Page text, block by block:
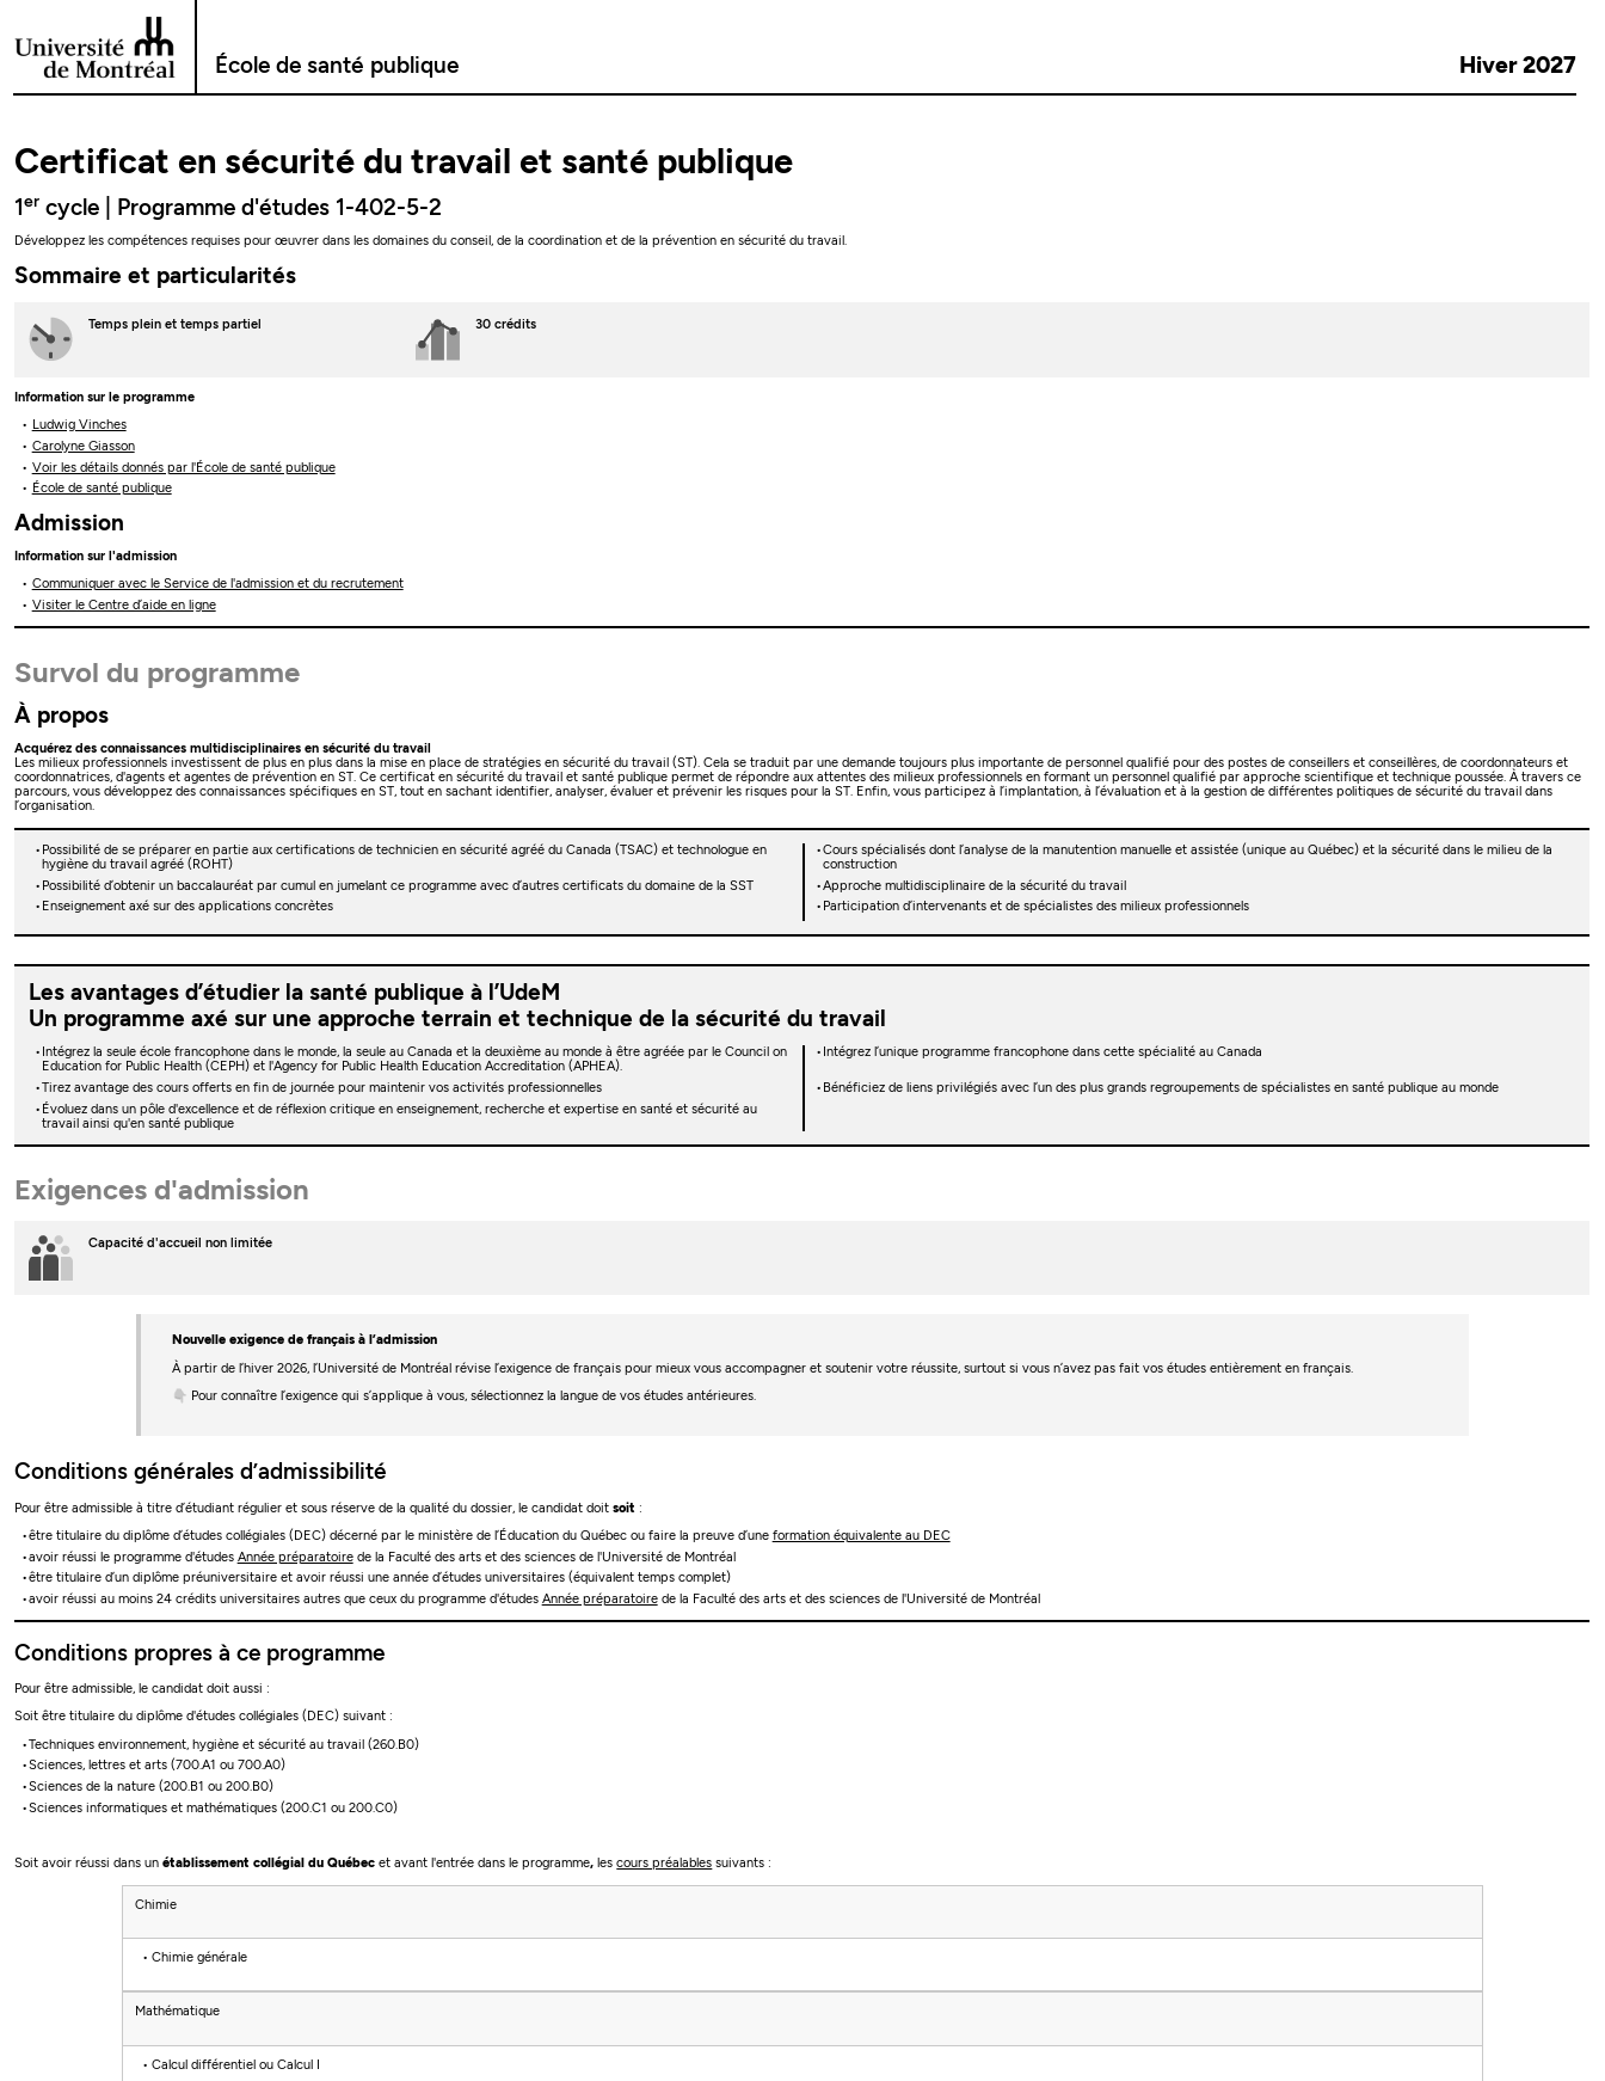
Passer au contenu
École de santé publique
Hiver 2027
Certificat en sécurité du travail et santé publique
1er cycle | Programme d'études 1-402-5-2
Développez les compétences requises pour œuvrer dans les domaines du conseil, de la coordination et de la prévention en sécurité du travail.
Sommaire et particularités
Temps plein et temps partiel 30 crédits
Information sur le programme
Ludwig Vinches
Carolyne Giasson
Voir les détails donnés par l'École de santé publique
École de santé publique
Admission
Information sur l'admission
Communiquer avec le Service de l'admission et du recrutement
Visiter le Centre d’aide en ligne
Survol du programme
À propos
Acquérez des connaissances multidisciplinaires en sécurité du travail
Les milieux professionnels investissent de plus en plus dans la mise en place de stratégies en sécurité du travail (ST). Cela se traduit par une demande toujours plus importante de personnel qualifié pour des postes de conseillers et conseillères, de coordonnateurs et
coordonnatrices, d'agents et agentes de prévention en ST. Ce certificat en sécurité du travail et santé publique permet de répondre aux attentes des milieux professionnels en formant un personnel qualifié par approche scientifique et technique poussée. À travers ce
parcours, vous développez des connaissances spécifiques en ST, tout en sachant identifier, analyser, évaluer et prévenir les risques pour la ST. Enfin, vous participez à l’implantation, à l’évaluation et à la gestion de différentes politiques de sécurité du travail dans
l’organisation.
Possibilité de se préparer en partie aux certifications de technicien en sécurité agréé du Canada (TSAC) et technologue en
hygiène du travail agréé (ROHT)
Cours spécialisés dont l’analyse de la manutention manuelle et assistée (unique au Québec) et la sécurité dans le milieu de la
construction
Possibilité d’obtenir un baccalauréat par cumul en jumelant ce programme avec d’autres certificats du domaine de la SST
Approche multidisciplinaire de la sécurité du travail
Enseignement axé sur des applications concrètes
Participation d’intervenants et de spécialistes des milieux professionnels
Les avantages d’étudier la santé publique à l’UdeM
Un programme axé sur une approche terrain et technique de la sécurité du travail
Intégrez la seule école francophone dans le monde, la seule au Canada et la deuxième au monde à être agréée par le Council on
Education for Public Health (CEPH) et l'Agency for Public Health Education Accreditation (APHEA).
Intégrez l’unique programme francophone dans cette spécialité au Canada
Tirez avantage des cours offerts en fin de journée pour maintenir vos activités professionnelles
Bénéficiez de liens privilégiés avec l’un des plus grands regroupements de spécialistes en santé publique au monde
Évoluez dans un pôle d'excellence et de réflexion critique en enseignement, recherche et expertise en santé et sécurité au
travail ainsi qu'en santé publique
Exigences d'admission
Capacité d'accueil non limitée
Nouvelle exigence de français à l’admission
À partir de l’hiver 2026, l’Université de Montréal révise l’exigence de français pour mieux vous accompagner et soutenir votre réussite, surtout si vous n’avez pas fait vos études entièrement en français.
👇 Pour connaître l’exigence qui s’applique à vous, sélectionnez la langue de vos études antérieures.
Conditions générales d’admissibilité
Pour être admissible à titre d’étudiant régulier et sous réserve de la qualité du dossier, le candidat doitsoit :
être titulaire du diplôme d’études collégiales (DEC) décerné par le ministère de l’Éducation du Québec ou faire la preuve d’une formation équivalente au DEC
avoir réussi le programme d'études Année préparatoirede la Faculté des arts et des sciences de l'Université de Montréal
être titulaire d’un diplôme préuniversitaire et avoir réussi une année d’études universitaires (équivalent temps complet)
avoir réussi au moins 24 crédits universitaires autres que ceux du programme d'études Année préparatoirede la Faculté des arts et des sciences de l'Université de Montréal
Conditions propres à ce programme
Pour être admissible, le candidat doit aussi :
Soit être titulaire du diplôme d'études collégiales (DEC) suivant :
Techniques environnement, hygiène et sécurité au travail (260.B0)
Sciences, lettres et arts (700.A1 ou 700.A0)
Sciences de la nature (200.B1 ou 200.B0)
Sciences informatiques et mathématiques (200.C1 ou 200.C0)
Soit avoir réussi dans unétablissement collégial du Québec et avant l'entrée dans le programme, lescours préalables suivants​​​​​​ :
Chimie
Chimie générale
Mathématique
Calcul différentiel ouCalcul I